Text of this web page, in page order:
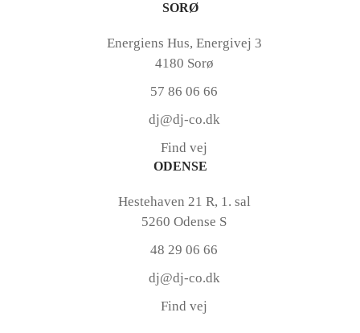
SORØ
Energiens Hus, Energivej 3
4180 Sorø
57 86 06 66
dj@dj-co.dk
Find vej
ODENSE
Hestehaven 21 R, 1. sal
5260 Odense S
48 29 06 66
dj@dj-co.dk
Find vej